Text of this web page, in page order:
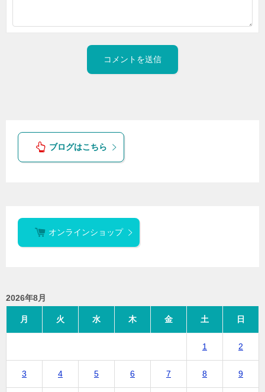
ブログはこちら
オンラインショップ
2026年8月
月 火 水 木 金 土 日
1 2
3 4 5 6 7 8 9